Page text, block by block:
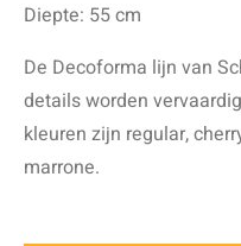
Diepte: 55 cm
De Decoforma lijn van
details worden
kleuren zijn regular,
marrone.